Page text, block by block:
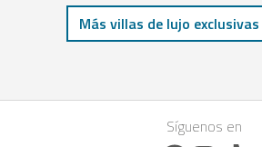
Más villas de lujo
Síguenos en